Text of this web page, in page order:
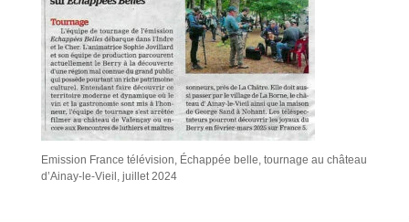
Emission France télévision, Échappée belle, tournage au château
d’Ainay-le-Vieil, juillet 2024